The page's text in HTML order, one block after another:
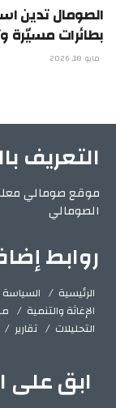
الصومال تدين
بطائرات مسيّرة
مايو 18, 2026
التعريف
موقع صومالي
الصومالي
روابط
الرئيسية السياسة
الإغاثة والتنمية
التحليلات
تقارير
ابق على